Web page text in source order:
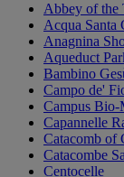
Abbey of the
Acqua Santa
Anagnina
Aqueduct
Bambino
Campo de'
Campus
Capannelle
Catacomb of
Catacombe
Centocelle